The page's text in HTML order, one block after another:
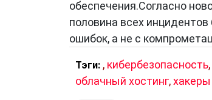
Архитектура серверов
конкретных
обеспечения.Согласно
половина всех
ошибок, а не с
Тэги: , кибербезопасность,
облачный хостинг,хакеры